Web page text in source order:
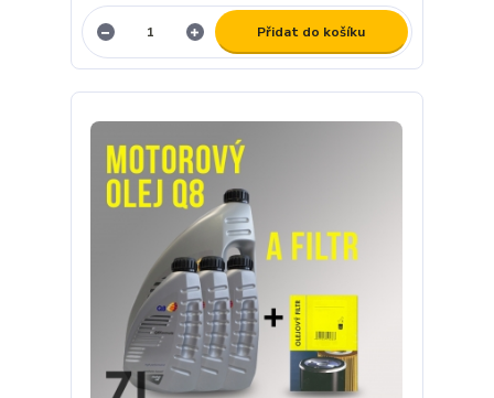
Přidat do košíku